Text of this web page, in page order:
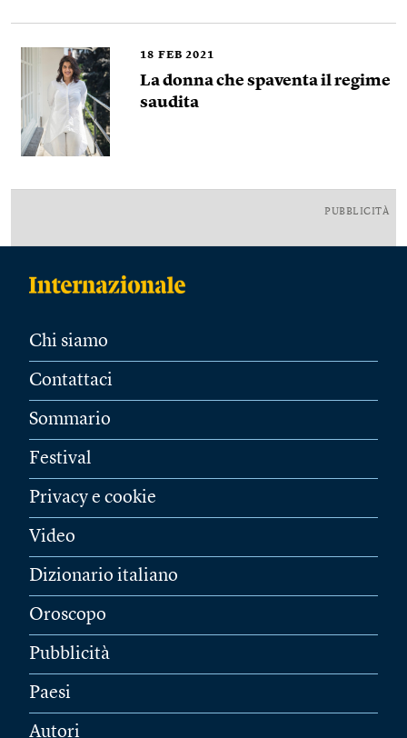
18 FEB 2021
La donna che spaventa il regime
saudita
PUBBLICITÀ
Chi siamo
Contattaci
Sommario
Festival
Privacy e cookie
Video
Dizionario italiano
Oroscopo
Pubblicità
Paesi
Autori